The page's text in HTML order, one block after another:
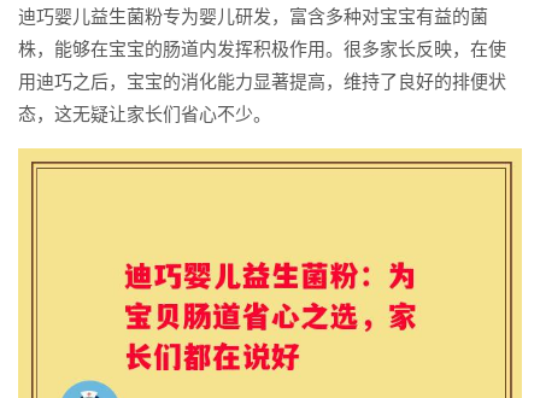
迪巧婴儿益生菌粉专为婴儿研发，富含多种对宝宝有益的菌
株，能够在宝宝的肠道内发挥积极作用。很多家长反映，在使
用迪巧之后，宝宝的消化能力显著提高，维持了良好的排便状
态，这无疑让家长们省心不少。